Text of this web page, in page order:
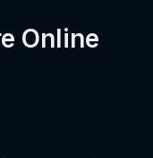
Online